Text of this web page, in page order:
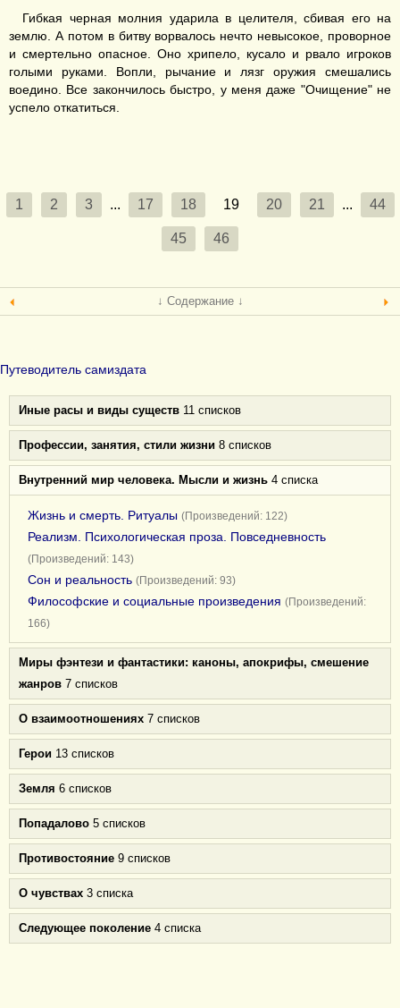
Гибкая черная молния ударила в целителя, сбивая его на
землю. А потом в битву ворвалось нечто невысокое, проворное
и смертельно опасное. Оно хрипело, кусало и рвало игроков
голыми руками. Вопли, рычание и лязг оружия смешались
воедино. Все закончилось быстро, у меня даже "Очищение" не
успело откатиться.
1 2 3 ... 17 18 19 20 21 ... 44
45 46
↓ Содержание ↓
Путеводитель самиздата
Иные расы и виды существ 11 списков
Профессии, занятия, стили жизни 8 списков
Внутренний мир человека. Мысли и жизнь 4 списка
Жизнь и смерть. Ритуалы (Произведений: 122)
Реализм. Психологическая проза. Повседневность
(Произведений: 143)
Сон и реальность (Произведений: 93)
Философские и социальные произведения (Произведений:
166)
Миры фэнтези и фантастики: каноны, апокрифы, смешение
жанров 7 списков
О взаимоотношениях 7 списков
Герои 13 списков
Земля 6 списков
Попадалово 5 списков
Противостояние 9 списков
О чувствах 3 списка
Следующее поколение 4 списка